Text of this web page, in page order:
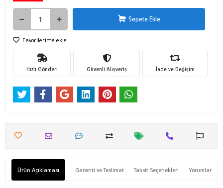
Sepete Ekle
Favorilerime ekle
Hızlı Gönderi Güvenli Alışveriş İade ve Değişim
Ürün Açıklaması Garanti ve Teslimat Taksit Seçenekleri Yorumlar